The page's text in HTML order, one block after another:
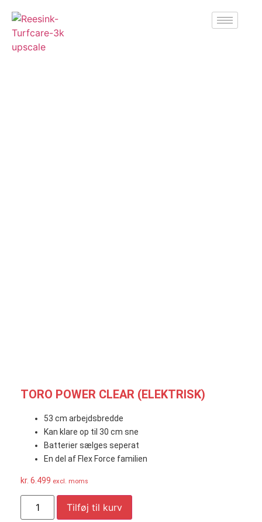
TORO POWER CLEAR (ELEKTRISK)
53 cm arbejdsbredde
Kan klare op til 30 cm sne
Batterier sælges seperat
En del af Flex Force familien
kr. 6.499 excl. moms
Tilføj til kurv